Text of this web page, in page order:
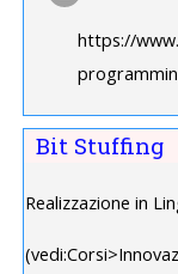
https://
Bit Stuffing
Realizzazione in